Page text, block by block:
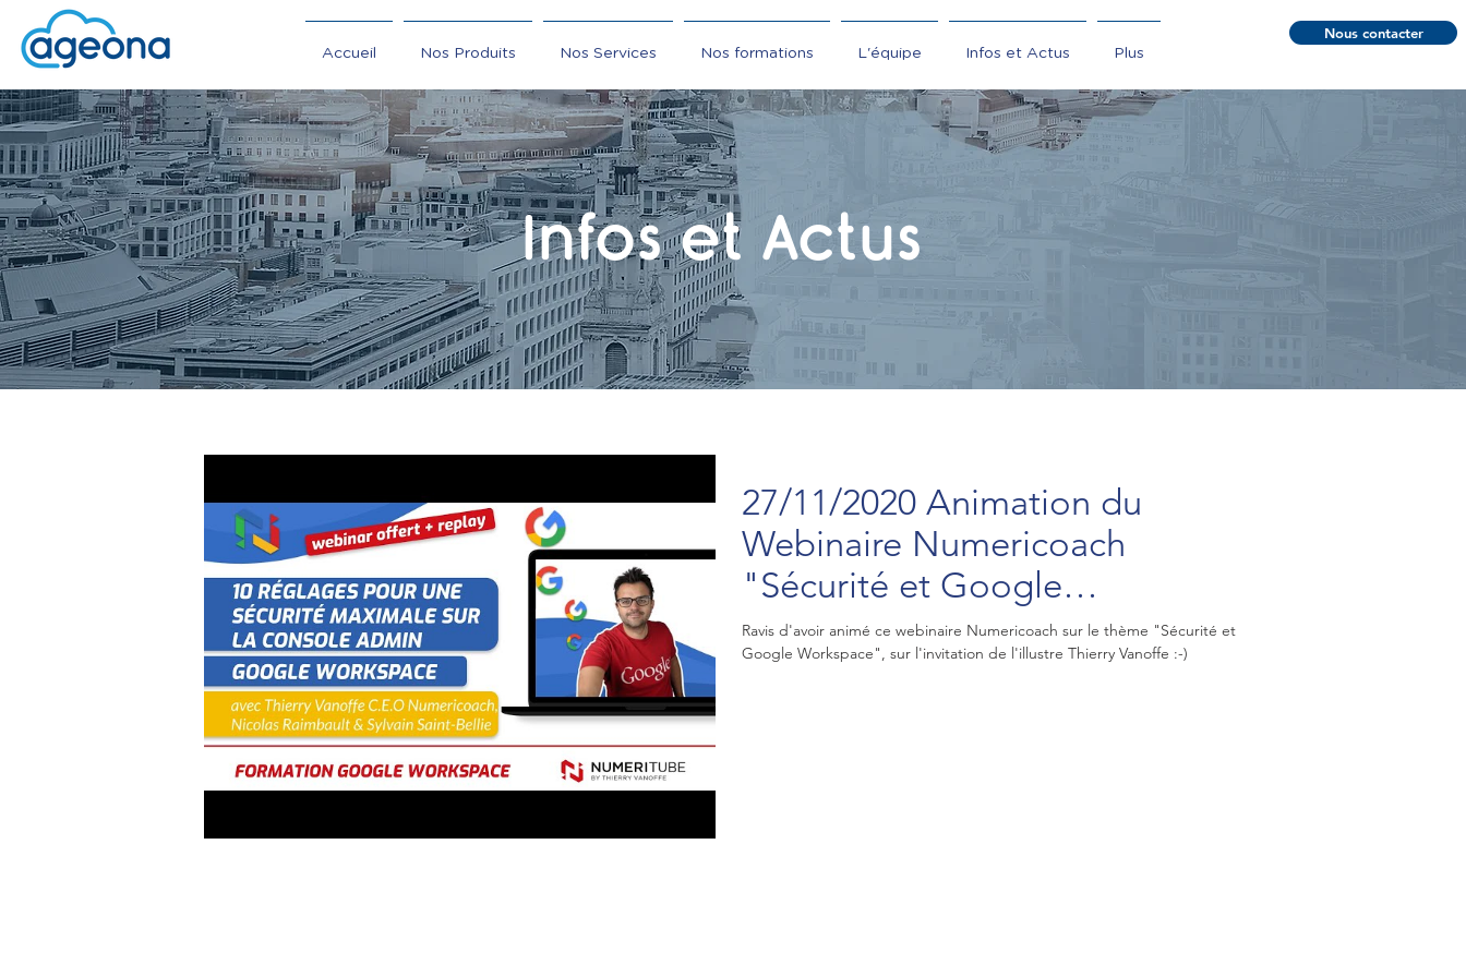
Accueil Nos Produits Nos Services Nos formations L'équipe Infos et Actus Plus
Nous contacter
Infos et Actus
27/11/2020 Animation du
Webinaire Numericoach
"Sécurité et Google
Workspace"
Ravis d'avoir animé ce webinaire Numericoach sur le thème "Sécurité et
Google Workspace", sur l'invitation de l'illustre Thierry Vanoffe :-)